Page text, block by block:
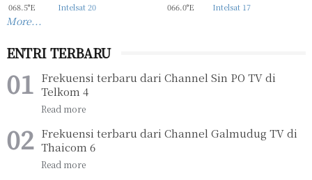
068.5°E
Intelsat 20 066.0°E Intelsat 17
More...
ENTRI TERBARU
Frekuensi terbaru dari Channel Sin PO TV di
Telkom 4
Frekuensi terbaru dari Channel Galmudug TV di
Thaicom 6